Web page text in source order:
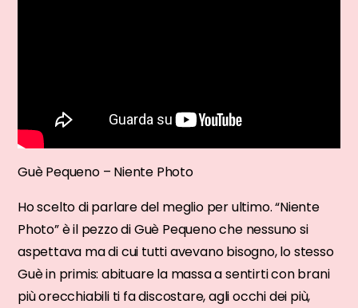
Guè Pequeno – Niente Photo
Ho scelto di parlare del meglio per ultimo. “Niente
Photo” è il pezzo di Guè Pequeno che nessuno si
aspettava ma di cui tutti avevano bisogno, lo stesso
Guè in primis: abituare la massa a sentirti con brani
più orecchiabili ti fa discostare, agli occhi dei più,